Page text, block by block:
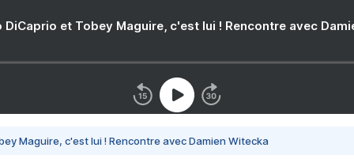
DiCaprio et Tobey Maguire, c'est lui ! Rencontre avec
Maguire, c'est lui ! Rencontre avec Damien Witecka